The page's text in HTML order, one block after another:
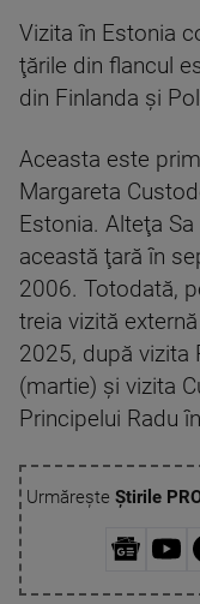
Vizita în Estonia
ţările din flancul
din Finlanda şi
Aceasta este
Margareta
Estonia. Alteţa
această ţară în
2006. Totodată,
treia vizită
2025, după vizita
(martie) şi vizita
Principelui Radu
Urmărește Știrile